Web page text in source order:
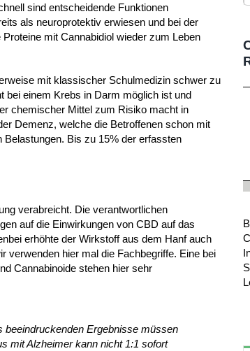
sind entscheidende Funktionen
als neuroprotektiv erwiesen und bei der
mit Cannabidiol wieder zum Leben
mit klassischer Schulmedizin schwer zu
bei einem Krebs in Darm möglich ist und
chemischer Mittel zum Risiko macht in
Demenz, welche die Betroffenen schon mit
Bis zu 15% der erfassten
verabreicht. Die verantwortlichen
auf die Einwirkungen von CBD auf das
erhöhte der Wirkstoff aus dem Hanf auch
verwenden hier mal die Fachbegriffe. Eine bei
Cannabinoide stehen hier sehr
beeindruckenden Ergebnisse müssen
mit Alzheimer kann nicht 1:1 sofort